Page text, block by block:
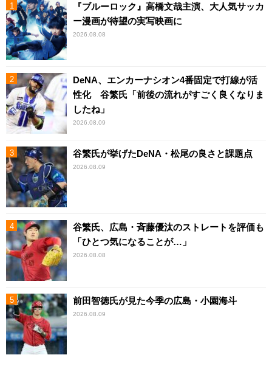
『ブルーロック』高橋文哉主演、大人気サッカ
ー漫画が待望の実写映画に
2026.08.08
DeNA、エンカーナシオン4番固定で打線が活
性化 谷繁氏「前後の流れがすごく良くなりま
したね」
2026.08.09
谷繁氏が挙げたDeNA・松尾の良さと課題点
2026.08.09
谷繁氏、広島・斉藤優汰のストレートを評価も
「ひとつ気になることが…」
2026.08.08
前田智徳氏が見た今季の広島・小園海斗
2026.08.09